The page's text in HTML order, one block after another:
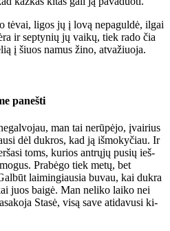
tė­vai, li­gos jų į lo­vą ne­pa­gul­dė, il­gai
ir sep­ty­nių jų vai­kų, tiek ra­do čia
į šiuos na­mus ži­no, at­va­žiuo­ja.
pa­neš­ti
man tai ne­rū­pė­jo, įvai­rius
dėl duk­ros, kad ją iš­mo­ky­čiau. Ir
toms, ku­rios ant­rų­jų pu­sių ieš­
Pra­bė­go tiek me­tų, bet
lai­min­giau­sia bu­vau, kai duk­ra
juos bai­gė. Man ne­li­ko lai­ko nei
Sta­sė, vi­są sa­ve ati­da­vu­si ki­